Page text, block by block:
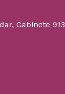
Gabinete 913